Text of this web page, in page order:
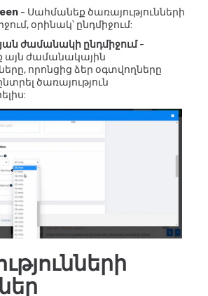
- Սահմանեք ծառայությունների
օրինակ՝ ընդմիջում:
ժամանակի ընդմիջում-
այն ժամանակային
որոնցից ձեր օգտվողները
ծառայություն